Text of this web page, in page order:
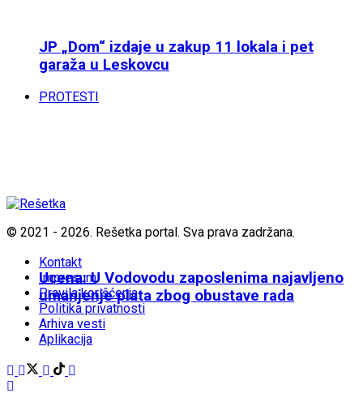
JP „Dom“ izdaje u zakup 11 lokala i pet
garaža u Leskovcu
PROTESTI
Ucena: U Vodovodu zaposlenima najavljeno
umanjenje plata zbog obustave rada
© 2021 - 2026. Rešetka portal. Sva prava zadržana.
Kontakt
Impresum
Pravila korišćenja
Politika privatnosti
Arhiva vesti
Aplikacija